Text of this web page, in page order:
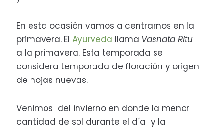
En esta ocasión vamos a centrarnos en la
primavera. El Ayurveda llama Vasnata Ritu
a la primavera. Esta temporada se
considera temporada de floración y origen
de hojas nuevas.
Venimos del invierno en donde la menor
cantidad de sol durante el día y la